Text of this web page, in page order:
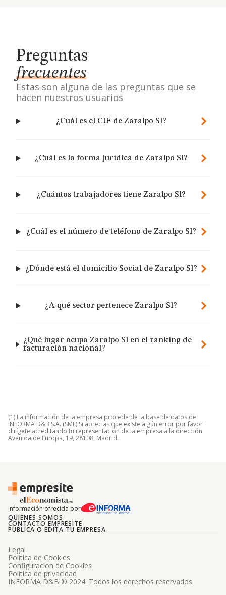
Preguntas
frecuentes
Estas son alguna de las preguntas que se
hacen nuestros usuarios
¿Cuál es el CIF de Zaralpo Sl?
¿Cuál es la forma jurídica de Zaralpo Sl?
¿Cuántos trabajadores tiene Zaralpo Sl?
¿Cuál es el número de teléfono de Zaralpo Sl?
¿Dónde está el domicilio Social de Zaralpo Sl?
¿A qué sector pertenece Zaralpo Sl?
¿Qué lugar ocupa Zaralpo Sl en el ranking de
facturación nacional?
(1) La información de la empresa procede de la base de datos de
INFORMA D&B S.A. (SME) Si aprecias que existe algún error por favor
dirígete acreditando tu representación de la empresa a la dirección
Avenida de Europa, 19, 28108, Madrid.
Información ofrecida por
QUIENES SOMOS
CONTACTO EMPRESITE
PUBLICA O EDITA TU EMPRESA
INFORMA D&B © 2024. Todos los derechos reservados
Legal
Politica de Cookies
Configuracion de Cookies
Politica de privacidad